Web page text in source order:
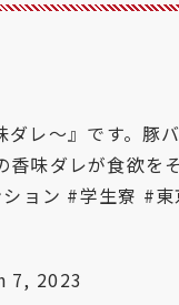
レ〜』です。豚
香味ダレが食欲を
ョン #学生寮 #東
7, 2023